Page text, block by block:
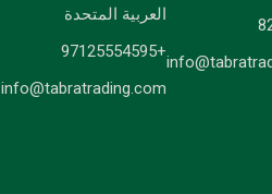
العربية المتحدة
+97125554595
info@tabratrading.com